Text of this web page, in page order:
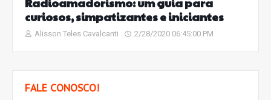
curiosos, simpatizantes e iniciantes
Alisson Teles Cavalcanti 2/28/2020 06:45:00 PM
FALE CONOSCO!